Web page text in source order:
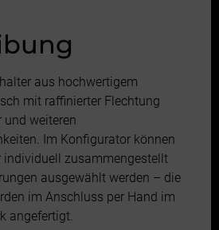
aus hochwertigem
mit raffinierter Flechtung
und weiteren
Im Konfigurator können
individuell zusammengestellt
ausgewählt werden – die
im Anschluss per Hand im
angefertigt.